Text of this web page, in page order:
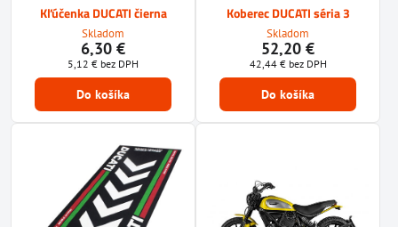
Kľúčenka DUCATI čierna
Skladom
6,30 €
5,12 € bez DPH
Do košíka
Koberec DUCATI séria 3
Skladom
52,20 €
42,44 € bez DPH
Do košíka